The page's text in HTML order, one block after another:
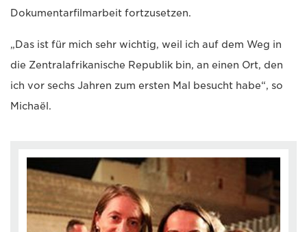
Dokumentarfilmarbeit fortzusetzen.
„Das ist für mich sehr wichtig, weil ich auf dem Weg in
die Zentralafrikanische Republik bin, an einen Ort, den
ich vor sechs Jahren zum ersten Mal besucht habe“, so
Michaël.